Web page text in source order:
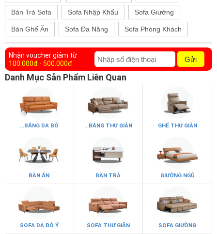
Bàn Trà Sofa Sofa Nhập Khẩu Sofa Giường
Bàn Ghế Ăn Sofa Đa Năng Sofa Phòng Khách
Nhận voucher giảm từ
100.000đ - 500.000đ
Gửi
Danh Mục Sản Phẩm Liên Quan
...BĂNG DA BÒ ...BĂNG THƯ GIÃN GHẾ THƯ GIÃN
BÀN ĂN BÀN TRÀ GIƯỜNG NGỦ
SOFA DA BÒ Ý SOFA THƯ GIÃN SOFA GIƯỜNG